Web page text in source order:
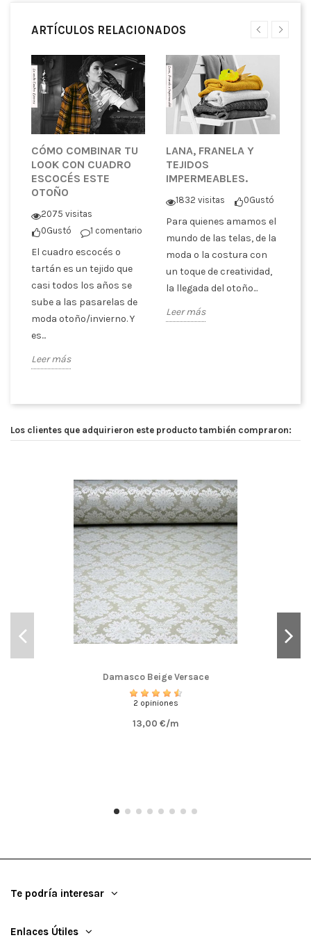
ARTÍCULOS RELACIONADOS
CÓMO COMBINAR TU
LOOK CON CUADRO
ESCOCÉS ESTE
OTOÑO
2075 visitas
0Gustó 1 comentario
El cuadro escocés o
tartán es un tejido que
casi todos los años se
sube a las pasarelas de
moda otoño/invierno. Y
es...
Leer más
LANA, FRANELA Y
TEJIDOS
IMPERMEABLES.
1832 visitas 0Gustó
Para quienes amamos el
mundo de las telas, de la
moda o la costura con
un toque de creatividad,
la llegada del otoño...
Leer más
Los clientes que adquirieron este producto también compraron:
Damasco Beige Versace
2 opiniones
13,00 €/m
Te podría interesar
Enlaces Útiles